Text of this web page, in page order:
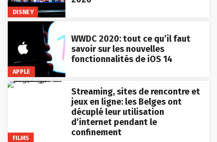
DISNEY
APPLE
WWDC 2020: tout ce qu’il faut
savoir sur les nouvelles
fonctionnalités de iOS 14
FILMS
Streaming, sites de rencontre et
jeux en ligne: les Belges ont
décuplé leur utilisation
d’internet pendant le
confinement